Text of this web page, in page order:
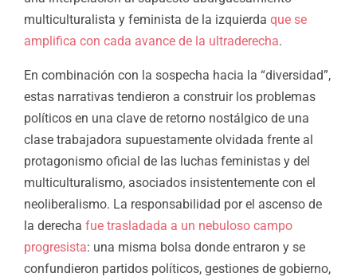
multiculturalista y feminista de la izquierda que se
amplifica con cada avance de la ultraderecha.
En combinación con la sospecha hacia la “diversidad”,
estas narrativas tendieron a construir los problemas
políticos en una clave de retorno nostálgico de una
clase trabajadora supuestamente olvidada frente al
protagonismo oficial de las luchas feministas y del
multiculturalismo, asociados insistentemente con el
neoliberalismo. La responsabilidad por el ascenso de
la derecha fue trasladada a un nebuloso campo
progresista: una misma bolsa donde entraron y se
confundieron partidos políticos, gestiones de gobierno,